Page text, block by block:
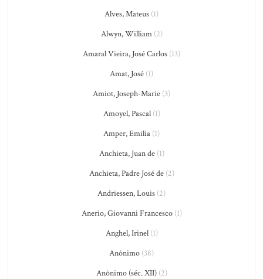
Alves, Mateus (1)
Alwyn, William(2)
Amaral Vieira, José Carlos (13)
Amat, José (1)
Amiot, Joseph-Marie (3)
Amoyel, Pascal(1)
Amper, Emilia (1)
Anchieta, Juan de(1)
Anchieta, Padre José de(2)
Andriessen, Louis (2)
Anerio, Giovanni Francesco(1)
Anghel, Irinel(1)
Anônimo (38)
Anônimo (séc. XII)(2)